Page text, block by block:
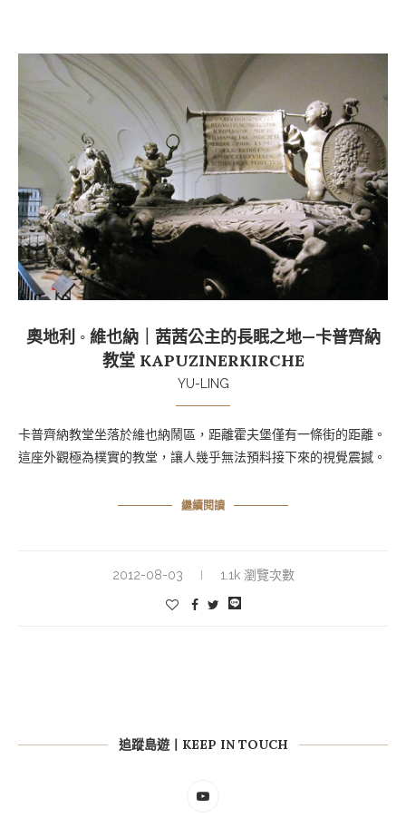
奧地利 ◦ 維也納｜茜茜公主的長眠之地—卡普齊納
教堂 KAPUZINERKIRCHE
YU-LING
卡普齊納教堂坐落於維也納鬧區，距離霍夫堡僅有一條街的距離。
這座外觀極為樸實的教堂，讓人幾乎無法預料接下來的視覺震撼。
繼續閱讀
2012-08-03 1.1k 瀏覽次數
追蹤島遊丨KEEP IN TOUCH